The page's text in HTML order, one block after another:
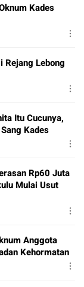
Kades
Rejang Lebong
Itu Cucunya,
Kades
Rp60 Juta
Mulai Usut
Anggota
Kehormatan